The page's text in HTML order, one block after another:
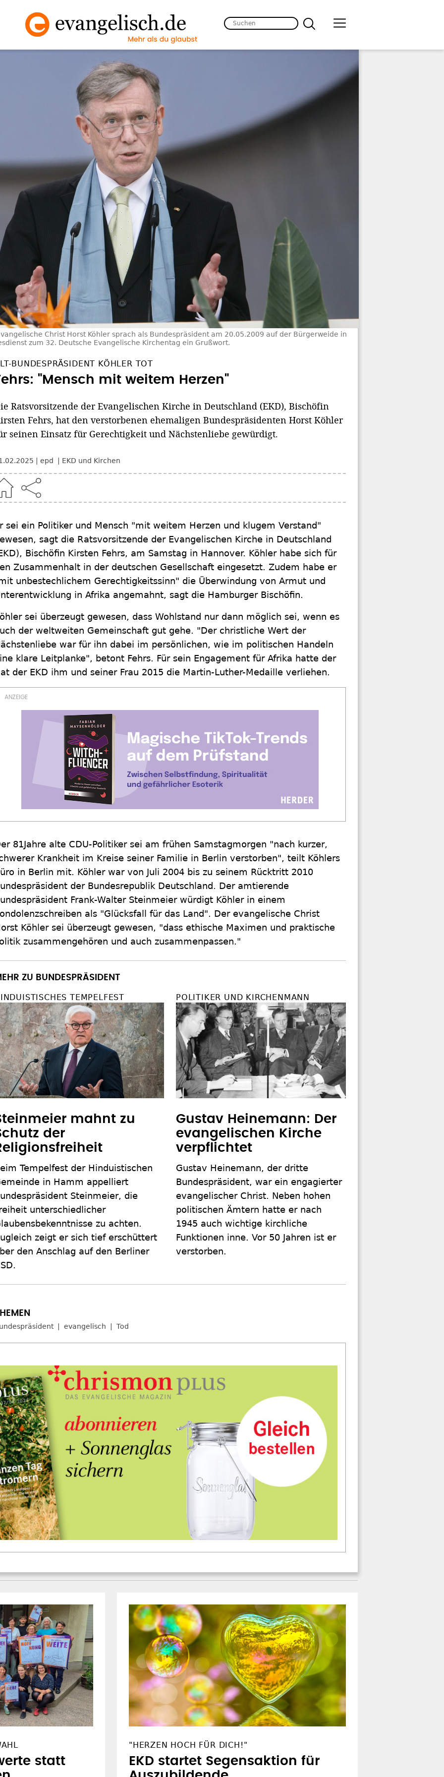
Christ Horst Köhler sprach als Bundespräsident am 20.05.2009 auf der Bürgerweide in
zum 32. Deutsche Evangelische Kirchentag ein Grußwort.
BUNDESPRÄSIDENT KÖHLER TOT
"Mensch mit weitem Herzen"
Ratsvorsitzende der Evangelischen Kirche in Deutschland (EKD), Bischöfin
Fehrs, hat den verstorbenen ehemaligen Bundespräsidenten Horst Köhler
seinen Einsatz für Gerechtigkeit und Nächstenliebe gewürdigt.
epd EKD und Kirchen
sei ein Politiker und Mensch "mit weitem Herzen und klugem Verstand"
sagt die Ratsvorsitzende der Evangelischen Kirche in Deutschland
Bischöfin Kirsten Fehrs, am Samstag in Hannover. Köhler habe sich für
Zusammenhalt in der deutschen Gesellschaft eingesetzt. Zudem habe er
unbestechlichem Gerechtigkeitssinn" die Überwindung von Armut und
in Afrika angemahnt, sagt die Hamburger Bischöfin.
sei überzeugt gewesen, dass Wohlstand nur dann möglich sei, wenn es
der weltweiten Gemeinschaft gut gehe. "Der christliche Wert der
war für ihn dabei im persönlichen, wie im politischen Handeln
klare Leitplanke", betont Fehrs. Für sein Engagement für Afrika hatte der
der EKD ihm und seiner Frau 2015 die Martin-Luther-Medaille verliehen.
81Jahre alte CDU-Politiker sei am frühen Samstagmorgen "nach kurzer,
Krankheit im Kreise seiner Familie in Berlin verstorben", teilt Köhlers
in Berlin mit. Köhler war von Juli 2004 bis zu seinem Rücktritt 2010
der Bundesrepublik Deutschland. Der amtierende
Frank-Walter Steinmeier würdigt Köhler in einem
als "Glücksfall für das Land". Der evangelische Christ
Köhler sei überzeugt gewesen, "dass ethische Maximen und praktische
zusammengehören und auch zusammenpassen."
ZU BUNDESPRÄSIDENT
TEMPELFEST
mahnt zu
der
Tempelfest der Hinduistischen
in Hamm appelliert
Steinmeier, die
unterschiedlicher
zu achten.
zeigt er sich tief erschüttert
den Anschlag auf den Berliner
POLITIKER UND KIRCHENMANN
Gustav Heinemann: Der
evangelischen Kirche
verpflichtet
Gustav Heinemann, der dritte
Bundespräsident, war ein engagierter
evangelischer Christ. Neben hohen
politischen Ämtern hatte er nach
1945 auch wichtige kirchliche
Funktionen inne. Vor 50 Jahren ist er
verstorben.
evangelisch Tod
statt
"HERZEN HOCH FÜR DICH!"
EKD startet Segensaktion für